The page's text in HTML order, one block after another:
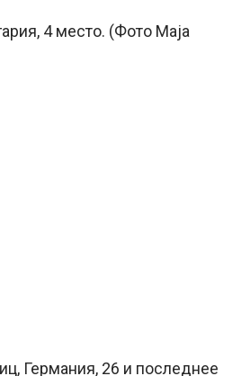
4 место. (Фото Maja
Германия, 26 и последнее